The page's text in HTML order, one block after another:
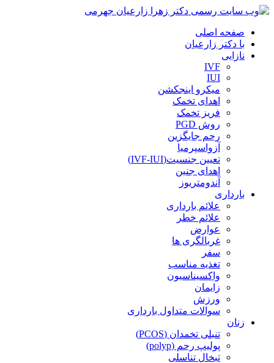
صفحه اصلی
با دکتر زارعیان
نازایی
IVF
IUI
میکرو اینجکشن
اهدای تخمک
فریز تخمک
روش PGD
رحم جایگزین
آزواسپرمیا
تعیین جنسیت(IVF-IUI)
اهدای جنین
آندومتریوز
بارداری
علائم بارداری
علائم خطر
عوارض
غربالگری ها
سفر
تغذیه مناسب
واکسیناسیون
زایمان
ورزش
سوالات متداول بارداری
زنان
تنبلی تخمدان (PCOS)
پولیپ رحم (polyp)
تبخال تناسلی